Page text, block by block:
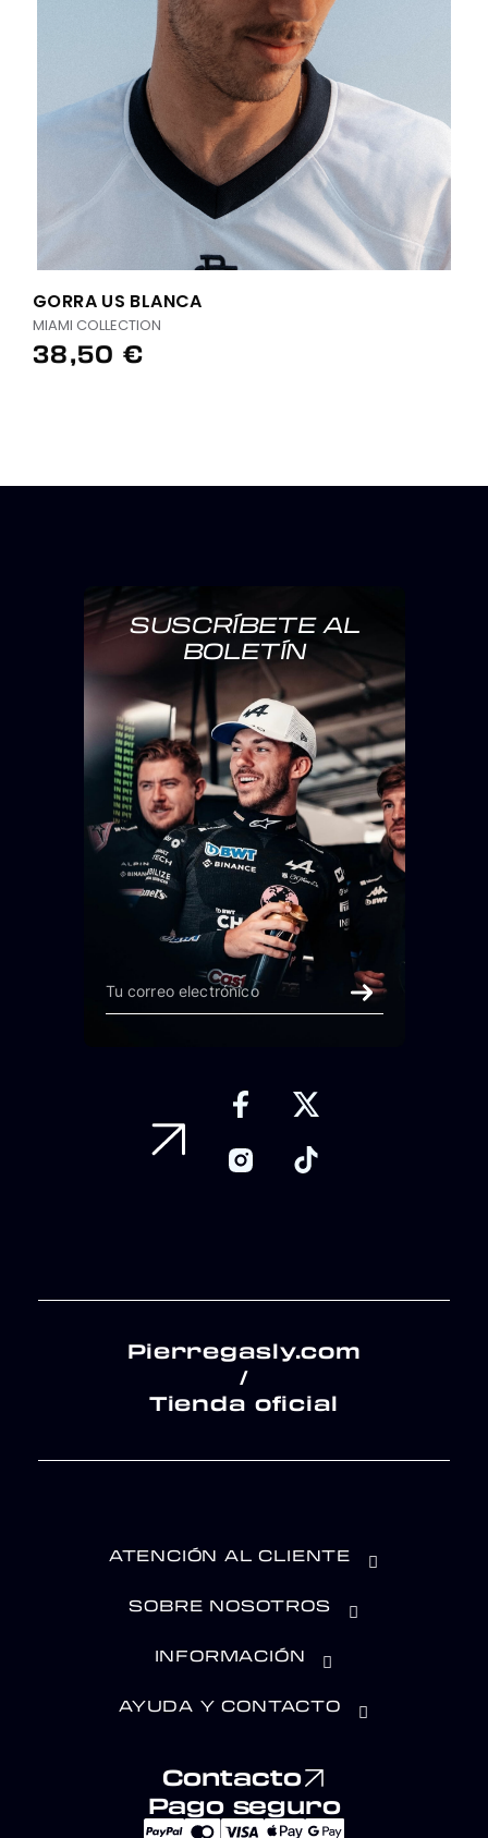
GORRA US BLANCA
MIAMI COLLECTION
38,50 €
SUSCRÍBETE AL
BOLETÍN
Pierregasly.com
/
Tienda oficial
ATENCIÓN AL CLIENTE
SOBRE NOSOTROS
INFORMACIÓN
AYUDA Y CONTACTO
Contacto
Pago seguro